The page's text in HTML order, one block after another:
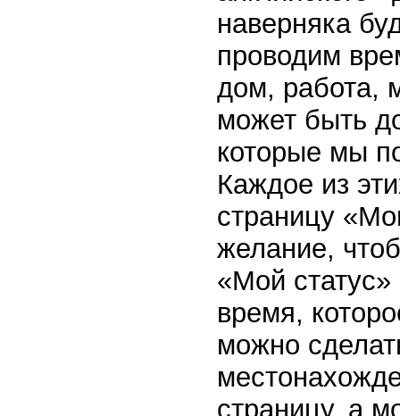
наверняка
проводим
дом, работа,
может быть
которые мы
Каждое из
страницу
желание,
«Мой статус»
время,
можно
страницу, а